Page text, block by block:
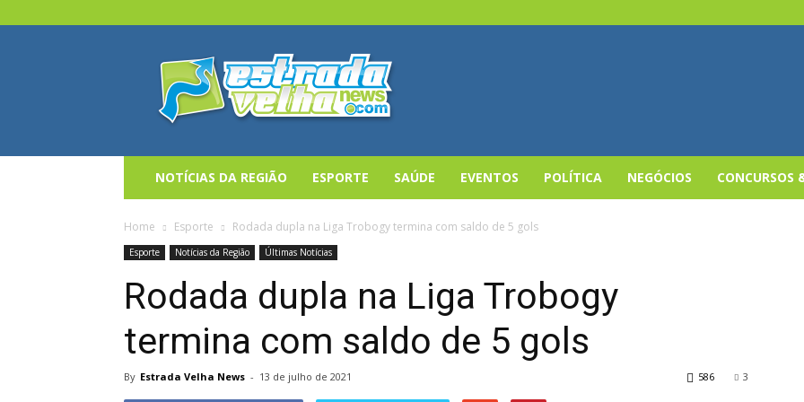
Estrada
Velha
News
NOTÍCIAS DA REGIÃO ESPORTE SAÚDE EVENTOS POLÍTICA NEGÓCIOS CONCURSOS
Home Esporte Rodada dupla na Liga Trobogy termina com saldo de 5 gols
Esporte Notícias da Região Últimas Notícias
Rodada dupla na Liga Trobogy
termina com saldo de 5 gols
By Estrada Velha News - 13 de julho de 2021 3
586